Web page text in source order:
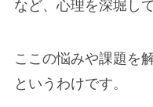
など、心理を深堀し
ここの悩みや課題を
というわけです。